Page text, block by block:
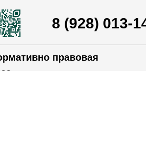
правовая
8 (928) 013-